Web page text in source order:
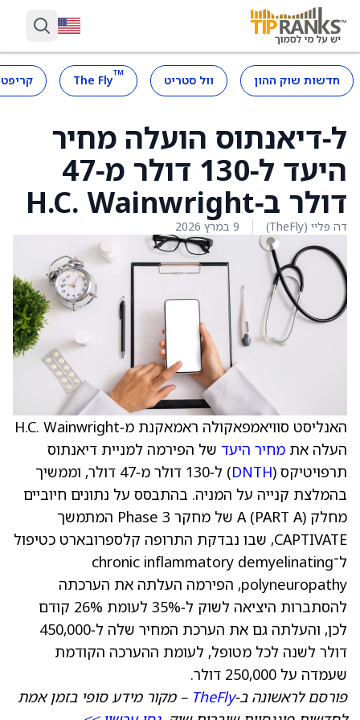
חדשות שוק ההון וול סטריט ™
The Fly
ל‑דיאנתוס הועלה מחיר
היעד ל‑130 דולר מ‑47
דולר ב‑H.C. Wainwright
דה פליי (TheFly) 9 במרץ 2026
האנליסט סוויאמפאקולה ראמאקנת מ‑H.C. Wainwright
העלה את מחיר היעד של הפירמה למניית דיאנתוס
תרפויטיקס (DNTH
) ל‑130 דולר מ‑47 דולר, וממשיך
בהמלצת קנייה על המניה. בהתבסס על נתונים חיוביים
מחלק A (PART A) של מחקר Phase 3 המתמשך
CAPTIVATE, שבו נבדקת התרופה קלספרובארט כטיפול
ל־chronic inflammatory demyelinating
polyneuropathy, הפירמה העלתה את הערכתה
להסתברות היציאה לשוק ל‑35% לעומת 26% קודם
לכן, והעלתה גם את הערכת המחיר שלה ל‑450,000
דולר לשנה לכל מטופל, לעומת ההערכה הקודמת
שעמדה על 250,000 דולר.
פורסם לראשונה ב‑TheFly – מקור מידע סופי בזמן אמת